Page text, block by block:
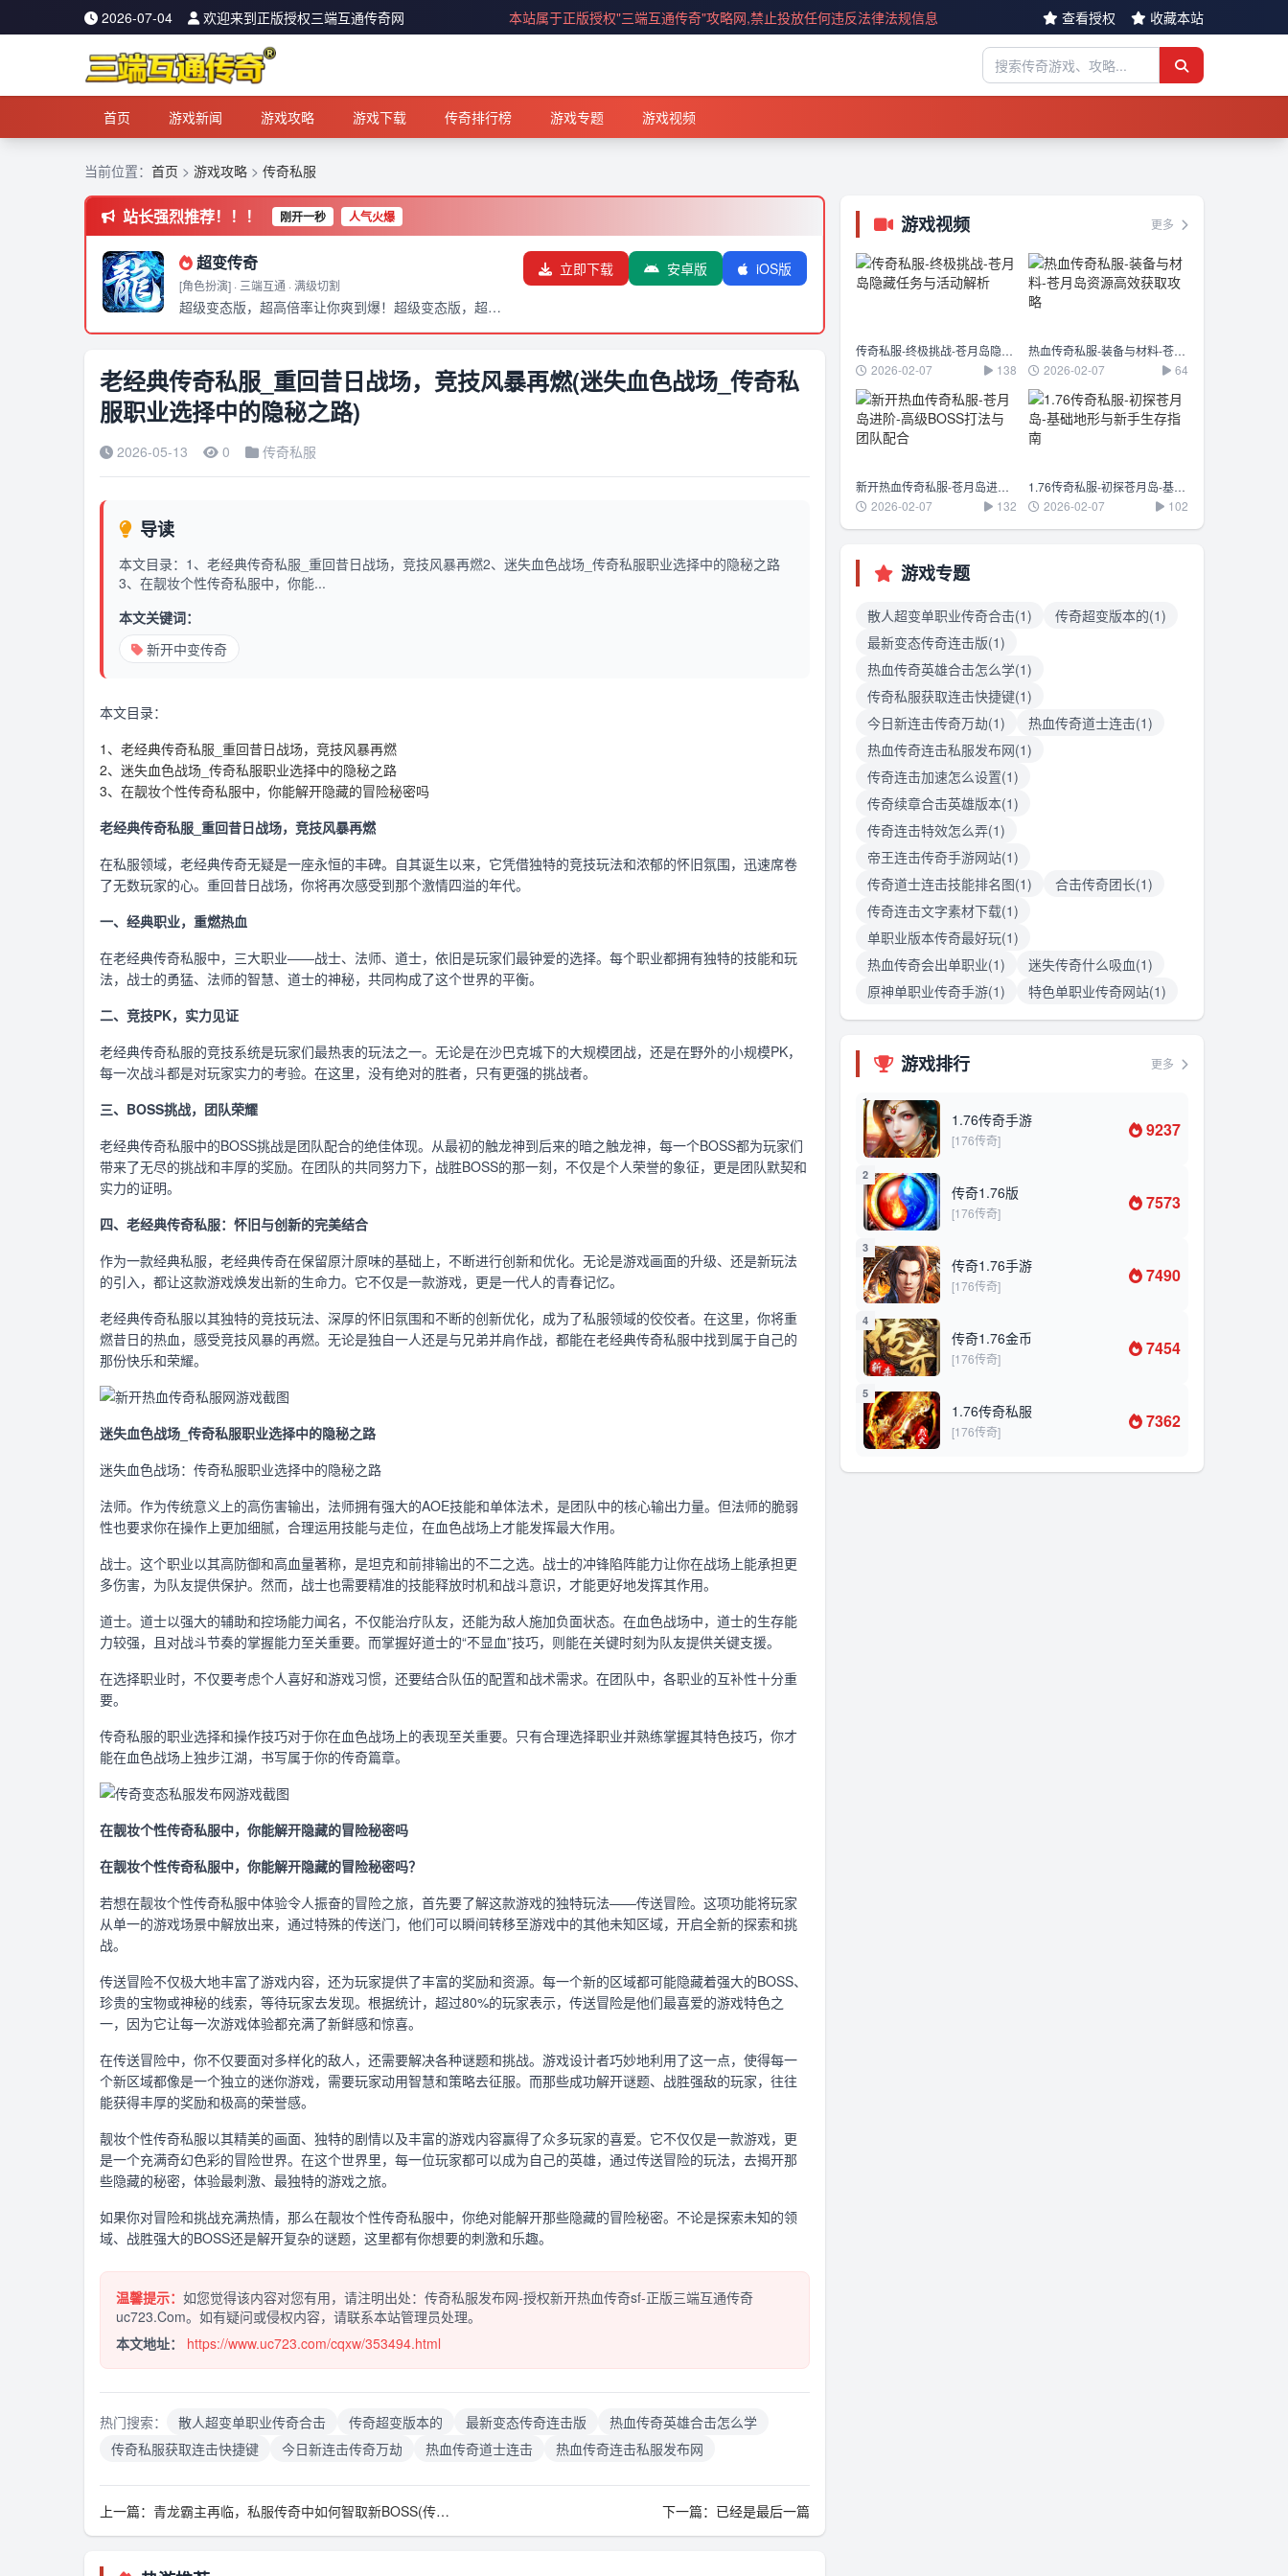
2026-07-04 欢迎来到正版授权三端互通传奇网 本站属于正版授权"三端互通传奇"攻略网,禁止投放任何违反法律法规信息 查看授权 收藏本站
首页 游戏新闻 游戏攻略 游戏下载 传奇排行榜 游戏专题 游戏视频
当前位置： 首页 > 游戏攻略 > 传奇私服
站长强烈推荐！！！ 刚开一秒 人气火爆
超变传奇
[角色扮演] · 三端互通 · 满级切割
超级变态版，超高倍率让你爽到爆！超级变态版，超高倍率让你爽到爆！超级变态版，超高倍率让你爽到爆！超级变态版，超高倍率让你爽到爆！
立即下载 安卓版 iOS版
老经典传奇私服_重回昔日战场，竞技风暴再燃(迷失血色战场_传奇私
服职业选择中的隐秘之路)
2026-05-13 0 传奇私服
导读
本文目录：1、老经典传奇私服_重回昔日战场，竞技风暴再燃2、迷失血色战场_传奇私服职业选择中的隐秘之路
3、在靓妆个性传奇私服中，你能...
本文关键词：
新开中变传奇
本文目录：
1、老经典传奇私服_重回昔日战场，竞技风暴再燃
2、迷失血色战场_传奇私服职业选择中的隐秘之路
3、在靓妆个性传奇私服中，你能解开隐藏的冒险秘密吗
老经典传奇私服_重回昔日战场，竞技风暴再燃
在私服领域，老经典传奇无疑是一座永恒的丰碑。自其诞生以来，它凭借独特的竞技玩法和浓郁的怀旧氛围，迅速席卷
了无数玩家的心。重回昔日战场，你将再次感受到那个激情四溢的年代。
一、经典职业，重燃热血
在老经典传奇私服中，三大职业——战士、法师、道士，依旧是玩家们最钟爱的选择。每个职业都拥有独特的技能和玩
法，战士的勇猛、法师的智慧、道士的神秘，共同构成了这个世界的平衡。
二、竞技PK，实力见证
老经典传奇私服的竞技系统是玩家们最热衷的玩法之一。无论是在沙巴克城下的大规模团战，还是在野外的小规模PK，
每一次战斗都是对玩家实力的考验。在这里，没有绝对的胜者，只有更强的挑战者。
三、BOSS挑战，团队荣耀
老经典传奇私服中的BOSS挑战是团队配合的绝佳体现。从最初的触龙神到后来的暗之触龙神，每一个BOSS都为玩家们
带来了无尽的挑战和丰厚的奖励。在团队的共同努力下，战胜BOSS的那一刻，不仅是个人荣誉的象征，更是团队默契和
实力的证明。
四、老经典传奇私服：怀旧与创新的完美结合
作为一款经典私服，老经典传奇在保留原汁原味的基础上，不断进行创新和优化。无论是游戏画面的升级、还是新玩法
的引入，都让这款游戏焕发出新的生命力。它不仅是一款游戏，更是一代人的青春记忆。
老经典传奇私服以其独特的竞技玩法、深厚的怀旧氛围和不断的创新优化，成为了私服领域的佼佼者。在这里，你将重
燃昔日的热血，感受竞技风暴的再燃。无论是独自一人还是与兄弟并肩作战，都能在老经典传奇私服中找到属于自己的
那份快乐和荣耀。
迷失血色战场_传奇私服职业选择中的隐秘之路
迷失血色战场：传奇私服职业选择中的隐秘之路
法师。作为传统意义上的高伤害输出，法师拥有强大的AOE技能和单体法术，是团队中的核心输出力量。但法师的脆弱
性也要求你在操作上更加细腻，合理运用技能与走位，在血色战场上才能发挥最大作用。
战士。这个职业以其高防御和高血量著称，是坦克和前排输出的不二之选。战士的冲锋陷阵能力让你在战场上能承担更
多伤害，为队友提供保护。然而，战士也需要精准的技能释放时机和战斗意识，才能更好地发挥其作用。
道士。道士以强大的辅助和控场能力闻名，不仅能治疗队友，还能为敌人施加负面状态。在血色战场中，道士的生存能
力较强，且对战斗节奏的掌握能力至关重要。而掌握好道士的“不显血”技巧，则能在关键时刻为队友提供关键支援。
在选择职业时，不仅要考虑个人喜好和游戏习惯，还要结合队伍的配置和战术需求。在团队中，各职业的互补性十分重
要。
传奇私服的职业选择和操作技巧对于你在血色战场上的表现至关重要。只有合理选择职业并熟练掌握其特色技巧，你才
能在血色战场上独步江湖，书写属于你的传奇篇章。
在靓妆个性传奇私服中，你能解开隐藏的冒险秘密吗
在靓妆个性传奇私服中，你能解开隐藏的冒险秘密吗？
若想在靓妆个性传奇私服中体验令人振奋的冒险之旅，首先要了解这款游戏的独特玩法——传送冒险。这项功能将玩家
从单一的游戏场景中解放出来，通过特殊的传送门，他们可以瞬间转移至游戏中的其他未知区域，开启全新的探索和挑
战。
传送冒险不仅极大地丰富了游戏内容，还为玩家提供了丰富的奖励和资源。每一个新的区域都可能隐藏着强大的BOSS、
珍贵的宝物或神秘的线索，等待玩家去发现。根据统计，超过80%的玩家表示，传送冒险是他们最喜爱的游戏特色之
一，因为它让每一次游戏体验都充满了新鲜感和惊喜。
在传送冒险中，你不仅要面对多样化的敌人，还需要解决各种谜题和挑战。游戏设计者巧妙地利用了这一点，使得每一
个新区域都像是一个独立的迷你游戏，需要玩家动用智慧和策略去征服。而那些成功解开谜题、战胜强敌的玩家，往往
能获得丰厚的奖励和极高的荣誉感。
靓妆个性传奇私服以其精美的画面、独特的剧情以及丰富的游戏内容赢得了众多玩家的喜爱。它不仅仅是一款游戏，更
是一个充满奇幻色彩的冒险世界。在这个世界里，每一位玩家都可以成为自己的英雄，通过传送冒险的玩法，去揭开那
些隐藏的秘密，体验最刺激、最独特的游戏之旅。
如果你对冒险和挑战充满热情，那么在靓妆个性传奇私服中，你绝对能解开那些隐藏的冒险秘密。不论是探索未知的领
域、战胜强大的BOSS还是解开复杂的谜题，这里都有你想要的刺激和乐趣。
温馨提示： 如您觉得该内容对您有用，请注明出处：传奇私服发布网-授权新开热血传奇sf-正版三端互通传奇
uc723.Com。如有疑问或侵权内容，请联系本站管理员处理。
本文地址：
https://www.uc723.com/cqxw/353494.html
热门搜索： 散人超变单职业传奇合击 传奇超变版本的 最新变态传奇连击版
热血传奇英雄合击怎么学
传奇私服获取连击快捷键
今日新连击传奇万劫 热血传奇道士连击 热血传奇连击私服发布网
上一篇： 青龙霸主再临，私服传奇中如何智取新BOSS(传奇私服战服_究竟谁能主宰PVP对战战场) 下一篇：已经是最后一篇
游戏视频 更多
传奇私服-终极挑战-苍月岛隐藏任务与活动解析
2026-02-07
138
热血传奇私服-装备与材料-苍月岛资源高效获取攻略
2026-02-07
64
新开热血传奇私服-苍月岛进阶-高级BOSS打法与团队配合
2026-02-07
132
1.76传奇私服-初探苍月岛-基础地形与新手生存指南
2026-02-07
102
游戏专题
散人超变单职业传奇合击(1)
传奇超变版本的(1)
最新变态传奇连击版(1)
热血传奇英雄合击怎么学(1)
传奇私服获取连击快捷键(1)
今日新连击传奇万劫(1)
热血传奇道士连击(1)
热血传奇连击私服发布网(1)
传奇连击加速怎么设置(1)
传奇续章合击英雄版本(1)
传奇连击特效怎么弄(1)
帝王连击传奇手游网站(1)
传奇道士连击技能排名图(1)
合击传奇团长(1)
传奇连击文字素材下载(1)
单职业版本传奇最好玩(1)
热血传奇会出单职业(1)
迷失传奇什么吸血(1)
原神单职业传奇手游(1)
特色单职业传奇网站(1)
游戏排行 更多
1
1.76传奇手游
[176传奇] 9237
2
传奇1.76版
[176传奇] 7573
3
传奇1.76手游
[176传奇] 7490
4
传奇1.76金币
[176传奇] 7454
5
1.76传奇私服
[176传奇] 7362